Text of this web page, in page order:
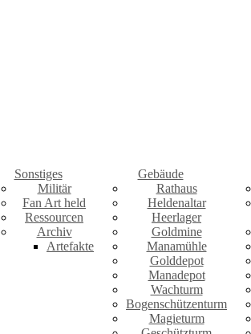
Sonstiges
Militär
Fan Art held
Ressourcen
Archiv
Artefakte
Gebäude
Rathaus
Heldenaltar
Heerlager
Goldmine
Manamühle
Golddepot
Manadepot
Wachturm
Bogenschützenturm
Magieturm